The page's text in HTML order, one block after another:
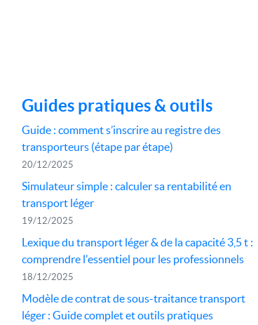
Guides pratiques & outils
Guide : comment s’inscrire au registre des
transporteurs (étape par étape)
20/12/2025
Simulateur simple : calculer sa rentabilité en
transport léger
19/12/2025
Lexique du transport léger & de la capacité 3,5 t :
comprendre l'essentiel pour les professionnels
18/12/2025
Modèle de contrat de sous-traitance transport
léger : Guide complet et outils pratiques